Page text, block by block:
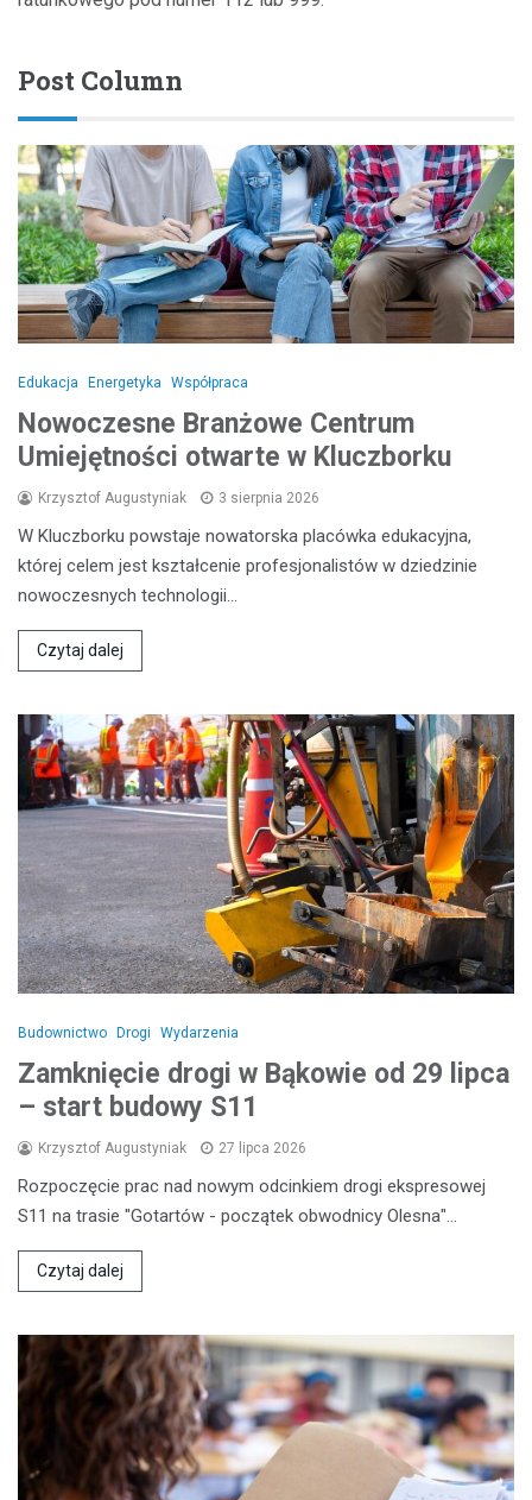
Post Column
Edukacja Energetyka Współpraca
Nowoczesne Branżowe Centrum
Umiejętności otwarte w Kluczborku
Krzysztof Augustyniak 3 sierpnia 2026
W Kluczborku powstaje nowatorska placówka edukacyjna,
której celem jest kształcenie profesjonalistów w dziedzinie
nowoczesnych technologii…
Czytaj dalej
Budownictwo Drogi Wydarzenia
Zamknięcie drogi w Bąkowie od 29 lipca
– start budowy S11
Krzysztof Augustyniak 27 lipca 2026
Rozpoczęcie prac nad nowym odcinkiem drogi ekspresowej
S11 na trasie "Gotartów - początek obwodnicy Olesna"…
Czytaj dalej